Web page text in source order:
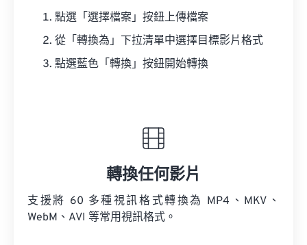
點選「選擇檔案」按鈕上傳檔案
從「轉換為」下拉清單中選擇目標影片格式
點選藍色「轉換」按鈕開始轉換
轉換任何影片
支援將 60 多種視訊格式轉換為 MP4、MKV、
WebM、AVI 等常用視訊格式。